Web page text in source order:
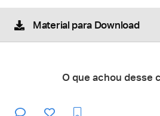
Material para Download
O que achou desse